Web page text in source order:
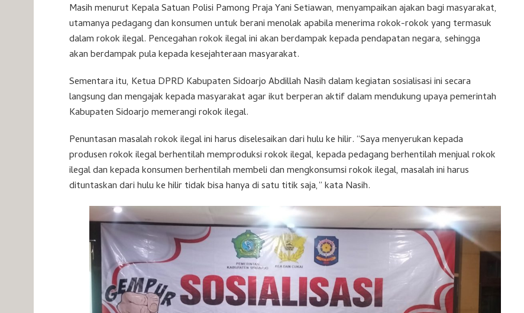
Masih menurut Kepala Satuan Polisi Pamong Praja Yani Setiawan, menyampaikan ajakan bagi masyarakat,
utamanya pedagang dan konsumen untuk berani menolak apabila menerima rokok-rokok yang termasuk
dalam rokok ilegal. Pencegahan rokok ilegal ini akan berdampak kepada pendapatan negara, sehingga
akan berdampak pula kepada kesejahteraan masyarakat.
Sementara itu, Ketua DPRD Kabupaten Sidoarjo Abdillah Nasih dalam kegiatan sosialisasi ini secara
langsung dan mengajak kepada masyarakat agar ikut berperan aktif dalam mendukung upaya pemerintah
Kabupaten Sidoarjo memerangi rokok ilegal.
Penuntasan masalah rokok ilegal ini harus diselesaikan dari hulu ke hilir. “Saya menyerukan kepada
produsen rokok ilegal berhentilah memproduksi rokok ilegal, kepada pedagang berhentilah menjual rokok
ilegal dan kepada konsumen berhentilah membeli dan mengkonsumsi rokok ilegal, masalah ini harus
dituntaskan dari hulu ke hilir tidak bisa hanya di satu titik saja,” kata Nasih.